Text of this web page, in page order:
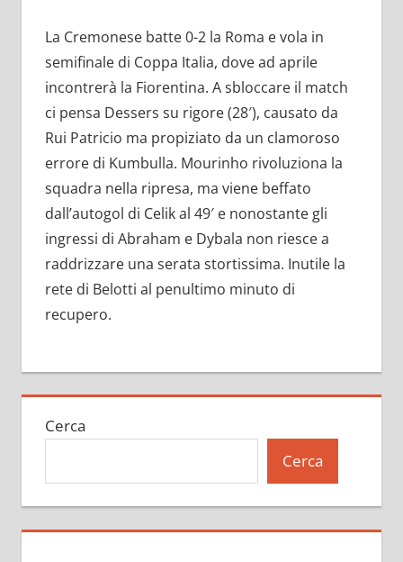
La Cremonese batte 0-2 la Roma e vola in
semifinale di Coppa Italia, dove ad aprile
incontrerà la Fiorentina. A sbloccare il match
ci pensa Dessers su rigore (28′), causato da
Rui Patricio ma propiziato da un clamoroso
errore di Kumbulla. Mourinho rivoluziona la
squadra nella ripresa, ma viene beffato
dall’autogol di Celik al 49′ e nonostante gli
ingressi di Abraham e Dybala non riesce a
raddrizzare una serata stortissima. Inutile la
rete di Belotti al penultimo minuto di
recupero.
Cerca
Cerca